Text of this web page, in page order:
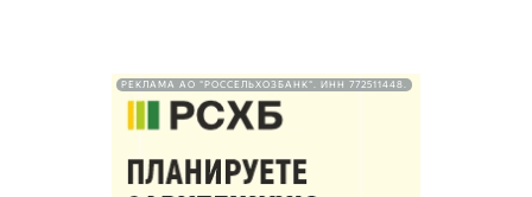
РЕКЛАМА АО "РОССЕЛЬХОЗБАНК". ИНН 772511448.